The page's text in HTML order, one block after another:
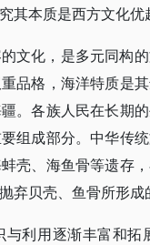
本质是西方文化优
文化，是多元同构
品格，海洋特质是
。各族人民在长期
组成部分。中华传
壳、海鱼骨等遗存
弃贝壳、鱼骨所形成
利用逐渐丰富和